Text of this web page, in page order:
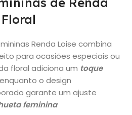
Floral
Renda Loise combina
para ocasiões especiais ou
floral adiciona um toque
o design
garante um ajuste
feminina